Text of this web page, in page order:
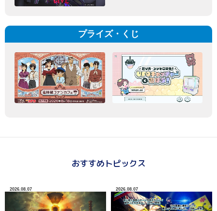
プライズ・くじ
おすすめトピックス
2026.08.07 2026.08.07